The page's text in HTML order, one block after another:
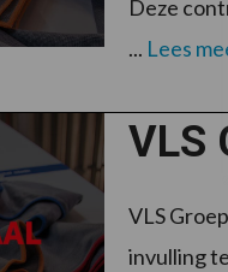
Deze
... Lees
VLS
VLS
invulling